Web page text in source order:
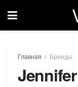
Главная Бренды
Jennifer